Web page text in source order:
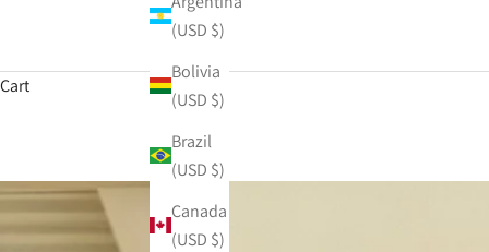
(USD $)
Bolivia
(USD $)
Brazil
(USD $)
Canada
(USD $)
Cart